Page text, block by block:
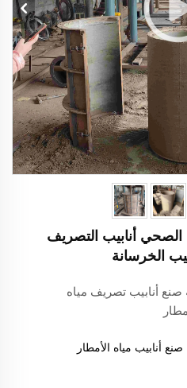
الصحي أنابيب التصريف
الخرسانة
صنع أنابيب تصريف مياه
صنع أنابيب مياه الأمطار